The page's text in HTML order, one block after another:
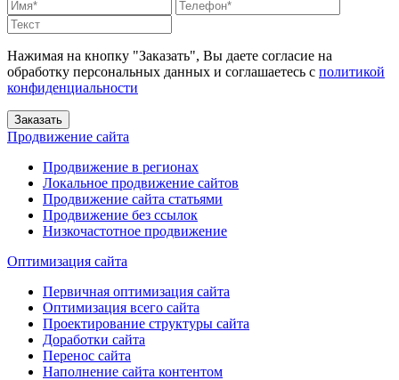
Нажимая на кнопку "Заказать", Вы даете согласие на
обработку персональных данных и соглашаетесь c политикой
конфиденциальности
Продвижение сайта
Продвижение в регионах
Локальное продвижение сайтов
Продвижение сайта статьями
Продвижение без ссылок
Низкочастотное продвижение
Оптимизация сайта
Первичная оптимизация сайта
Оптимизация всего сайта
Проектирование структуры сайта
Доработки сайта
Перенос сайта
Наполнение сайта контентом